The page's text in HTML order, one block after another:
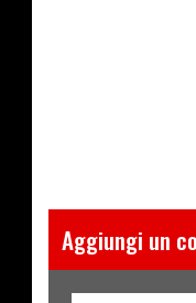
Aggiungi un